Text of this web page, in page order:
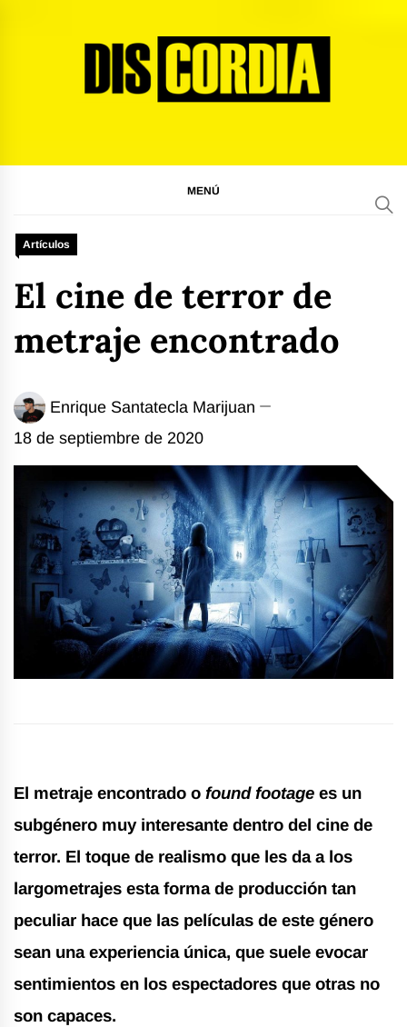
MENÚ
Artículos
El cine de terror de
metraje encontrado
Enrique Santatecla Marijuan
18 de septiembre de 2020
El metraje encontrado o found footage es un
subgénero muy interesante dentro del cine de
terror. El toque de realismo que les da a los
largometrajes esta forma de producción tan
peculiar hace que las películas de este género
sean una experiencia única, que suele evocar
sentimientos en los espectadores que otras no
son capaces.